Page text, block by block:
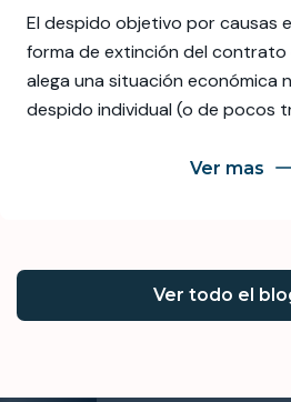
El despido objetivo por causas
forma de extinción del contrato
alega una situación económica
despido individual (o de pocos
Ver mas
Ver todo el